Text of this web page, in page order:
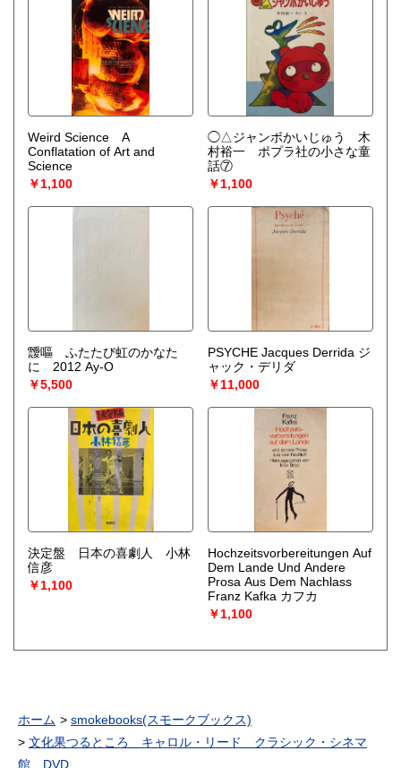
Weird Science A
Conflatation of Art and
Science
￥1,100
◯△ジャンボかいじゅう 木
村裕一 ポプラ社の小さな童
話⑦
￥1,100
靉嘔 ふたたび虹のかなた
に 2012 Ay-O
￥5,500
PSYCHE Jacques Derrida ジ
ャック・デリダ
￥11,000
決定盤 日本の喜劇人 小林
信彦
￥1,100
Hochzeitsvorbereitungen Auf
Dem Lande Und Andere
Prosa Aus Dem Nachlass
Franz Kafka カフカ
￥1,100
ホーム
smokebooks(スモークブックス)
文化果つるところ キャロル・リード クラシック・シネマ
館 DVD